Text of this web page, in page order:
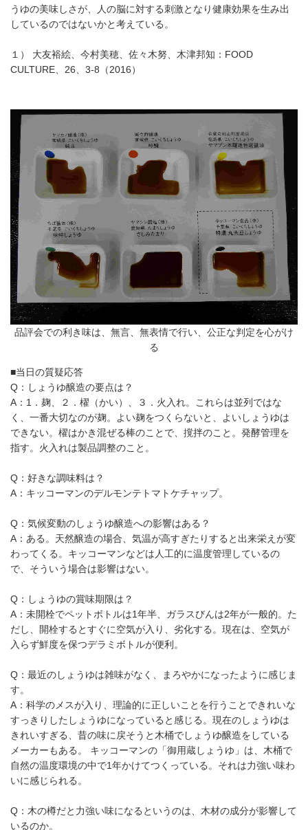
品評会での利き味は、無言、無表情で行い、公正な判定を心がけ
る
うゆの美味しさが、人の脳に対する刺激となり健康効果を生み出
しているのではないかと考えている。
１） 大友裕絵、今村美穂、佐々木努、木津邦知：FOOD
CULTURE、26、3-8（2016）
■当日の質疑応答
Q：しょうゆ醸造の要点は？
A：1．麹、２．櫂（かい）、３．火入れ。これらは並列ではな
く、一番大切なのが麹。よい麹をつくらないと、よいしょうゆは
できない。櫂はかき混ぜる棒のことで、撹拌のこと。発酵管理を
指す。火入れは製品調整のこと。
Q：好きな調味料は？
A：キッコーマンのデルモンテトマトケチャップ。
Q：気候変動のしょうゆ醸造への影響はある？
A：ある。天然醸造の場合、気温が高すぎたりすると出来栄えが変
わってくる。キッコーマンなどは人工的に温度管理しているの
で、そういう場合は影響はない。
Q：しょうゆの賞味期限は？
A：未開栓でペットボトルは1年半、ガラスびんは2年が一般的。た
だし、開栓するとすぐに空気が入り、劣化する。現在は、空気が
入らず鮮度を保つデラミボトルが便利。
Q：最近のしょうゆは雑味がなく、まろやかになったように感じま
す。
A：科学のメスが入り、理論的に正しいことを行うことできれいな
すっきりしたしょうゆになっていると感じる。現在のしょうゆは
きれいすぎる、昔の味に戻そうと木桶でしょうゆ醸造をしている
メーカーもある。 キッコーマンの「御用蔵しょうゆ」は、木桶で
自然の温度環境の中で1年かけてつくっている。それは力強い味わ
いに感じられる。
Q：木の樽だと力強い味になるというのは、木材の成分が影響して
いるのか。